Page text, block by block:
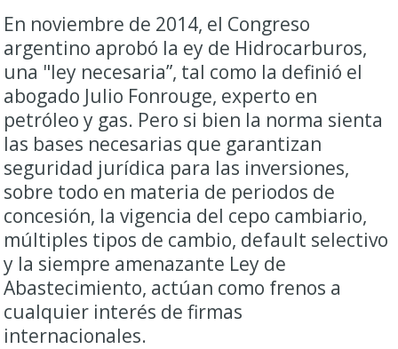
En noviembre de 2014, el Congreso
argentino aprobó la ey de Hidrocarburos,
una "ley necesaria”, tal como la definió el
abogado Julio Fonrouge, experto en
petróleo y gas. Pero si bien la norma sienta
las bases necesarias que garantizan
seguridad jurídica para las inversiones,
sobre todo en materia de periodos de
concesión, la vigencia del cepo cambiario,
múltiples tipos de cambio, default selectivo
y la siempre amenazante Ley de
Abastecimiento, actúan como frenos a
cualquier interés de firmas
internacionales.